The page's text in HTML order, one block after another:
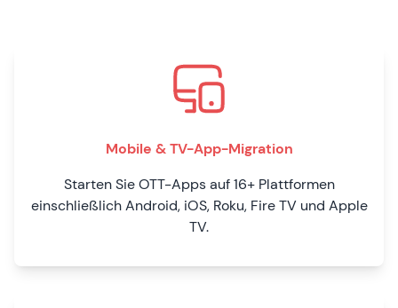
Mobile & TV-App-Migration
Starten Sie OTT-Apps auf 16+ Plattformen
einschließlich Android, iOS, Roku, Fire TV und Apple
TV.